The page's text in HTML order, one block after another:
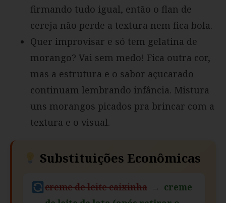
firmando tudo igual, então o flan de
cereja não perde a textura nem fica bola.
Quer improvisar e só tem gelatina de
morango? Vai sem medo! Fica outra cor,
mas a estrutura e o sabor açucarado
continuam lembrando infância. Mistura
uns morangos picados pra brincar com a
textura e o visual.
Substituições Econômicas
creme de leite caixinha → creme